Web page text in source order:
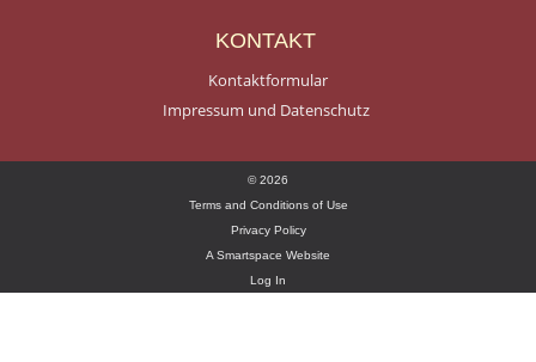
KONTAKT
Kontaktformular
Impressum und Datenschutz
© 2026
Terms and Conditions of Use
Privacy Policy
A Smartspace Website
Log In